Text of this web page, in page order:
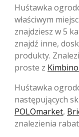
Huśtawka
właściwym
znajdziesz w 5
znajdź inne,
produkty.
proste z
Huśtawka
następujących
POLOmarket,
znalezienia